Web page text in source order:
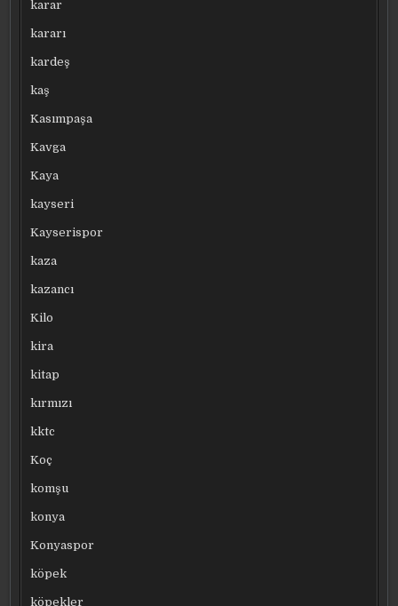
karar
kararı
kardeş
kaş
Kasımpaşa
Kavga
Kaya
kayseri
Kayserispor
kaza
kazancı
Kilo
kira
kitap
kırmızı
kktc
Koç
komşu
konya
Konyaspor
köpek
köpekler